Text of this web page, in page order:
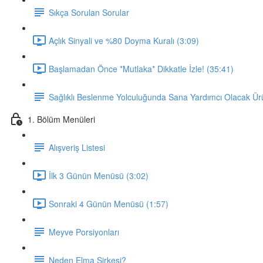
Sıkça Sorulan Sorular
Açlık Sinyali ve %80 Doyma Kuralı (3:09)
Başlamadan Önce *Mutlaka* Dikkatle İzle! (35:41)
Sağlıklı Beslenme Yolculuğunda Sana Yardımcı Olacak
1. Bölüm Menüleri
Alışveriş Listesi
İlk 3 Günün Menüsü (3:02)
Sonraki 4 Günün Menüsü (1:57)
Meyve Porsiyonları
Neden Elma Sirkesi?